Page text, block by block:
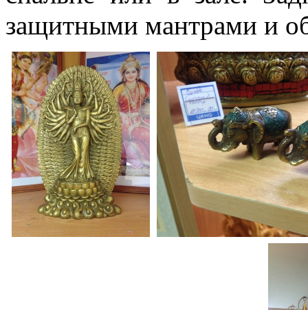
защитными мантрами и